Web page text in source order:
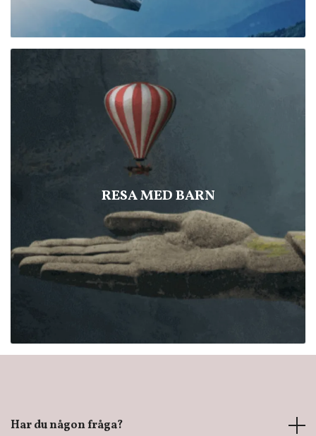
RESA MED BARN
Har du någon fråga?